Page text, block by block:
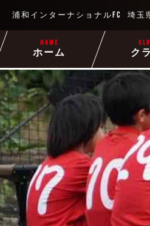
浦和インターナショナルFC 埼玉
ホーム
HOME
ク